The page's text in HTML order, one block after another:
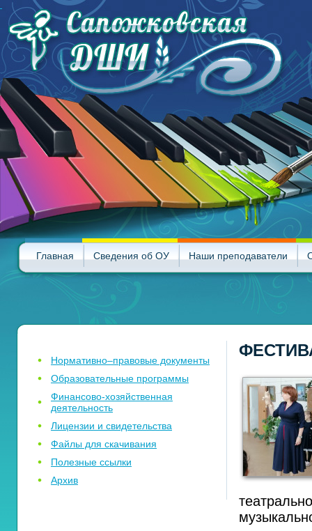
Главная Сведения об ОУ Наши преподаватели
Нормативно–правовые документы
Образовательные программы
Финансово-хозяйственная
деятельность
Лицензии и свидетельства
Файлы для скачивания
Полезные ссылки
Архив